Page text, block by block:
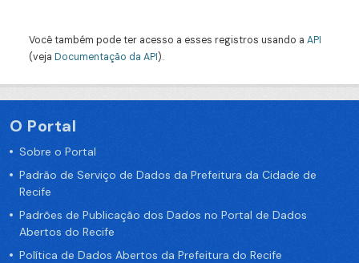
Você também pode ter acesso a esses registros usando a API
(veja Documentação da API).
O Portal
Sobre o Portal
Padrão de Serviço de Dados da Prefeitura da Cidade de
Recife
Padrões de Publicação dos Dados no Portal de Dados
Abertos do Recife
Política de Dados Abertos da Prefeitura do Recife